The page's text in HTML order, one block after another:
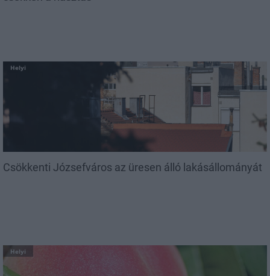
Helyi
Csökkenti Józsefváros az üresen álló lakásállományát
Helyi